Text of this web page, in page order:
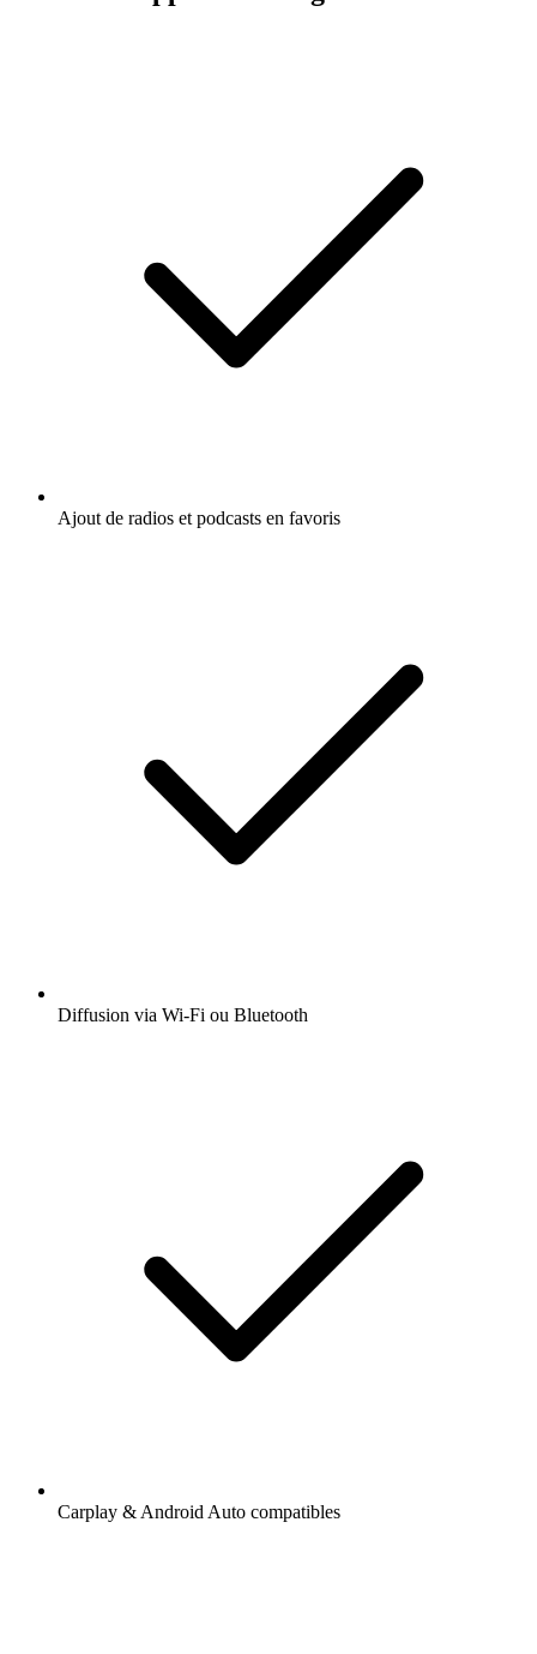
Ajout de radios et podcasts en favoris
Diffusion via Wi-Fi ou Bluetooth
Carplay & Android Auto compatibles